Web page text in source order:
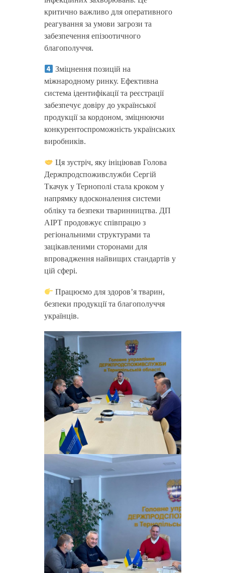
критично важливо для оперативного
реагування за умови загрози та
забезпечення епізоотичного
благополуччя.
Зміцнення позицій на
міжнародному ринку. Ефективна
система ідентифікації та реєстрації
забезпечує довіру до української
продукції за кордоном, зміцнюючи
конкурентоспроможність українських
виробників.
Ця зустріч, яку ініціював Голова
Держпродспоживслужби Сергій
Ткачук у Тернополі стала кроком у
напрямку вдосконалення системи
обліку та безпеки тваринництва. ДП
АІРТ продовжує співпрацю з
регіональними структурами та
зацікавленими сторонами для
впровадження найвищих стандартів у
цій сфері.
Працюємо для здоров’я тварин,
безпеки продукції та благополуччя
українців.